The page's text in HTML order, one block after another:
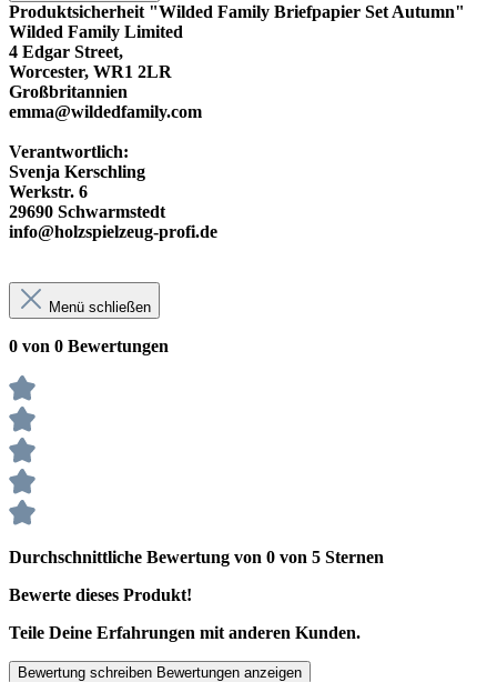
Produktsicherheit "Wilded Family Briefpapier Set Autumn"
Wilded Family Limited
4 Edgar Street,
Worcester, WR1 2LR
Großbritannien
emma@wildedfamily.com
Verantwortlich:
Svenja Kerschling
Werkstr. 6
29690 Schwarmstedt
info@holzspielzeug-profi.de
Menü schließen
0 von 0 Bewertungen
Durchschnittliche Bewertung von 0 von 5 Sternen
Bewerte dieses Produkt!
Teile Deine Erfahrungen mit anderen Kunden.
Bewertung schreiben Bewertungen anzeigen